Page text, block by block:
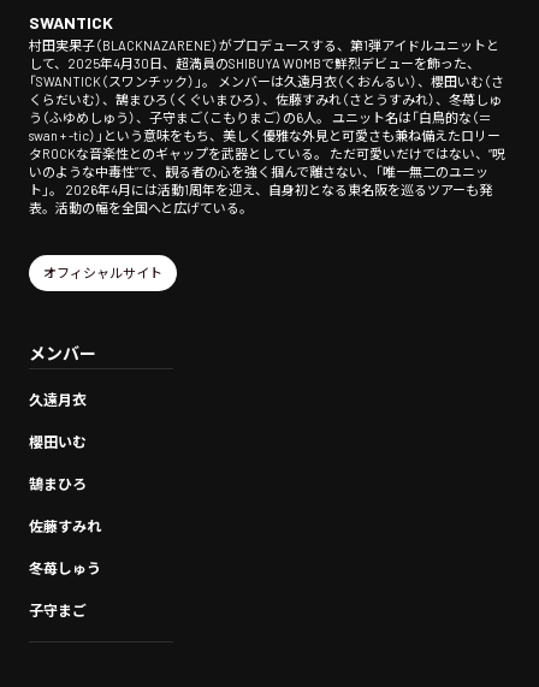
SWANTICK
村田実果子（BLACKNAZARENE）がプロデュースする、第1弾アイドルユニットと
して、2025年4月30日、超満員のSHIBUYA WOMBで鮮烈デビューを飾った、
「SWANTICK（スワンチック）」。 メンバーは久遠月衣（くおんるい）、櫻田いむ（さ
くらだいむ）、鵠まひろ（くぐいまひろ）、佐藤すみれ（さとうすみれ）、冬苺しゅ
う（ふゆめしゅう）、子守まご（こもりまご）の6人。 ユニット名は「白鳥的な（＝
swan + -tic）」という意味をもち、美しく優雅な外見と可愛さも兼ね備えたロリー
タROCKな音楽性とのギャップを武器としている。 ただ可愛いだけではない、“呪
いのような中毒性”で、観る者の心を強く掴んで離さない、「唯一無二のユニッ
ト」。 2026年4月には活動1周年を迎え、自身初となる東名阪を巡るツアーも発
表。活動の幅を全国へと広げている。
オフィシャルサイト
メンバー
久遠月衣
櫻田いむ
鵠まひろ
佐藤すみれ
冬苺しゅう
子守まご